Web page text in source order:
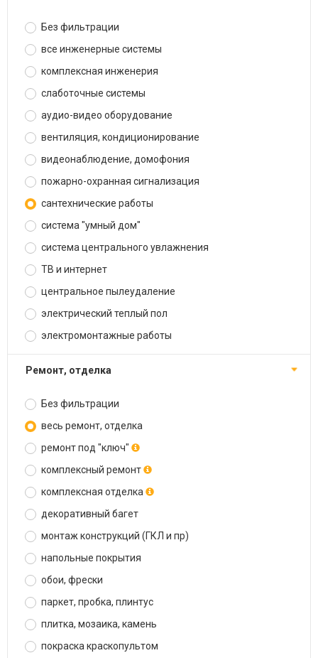
Без фильтрации
все инженерные системы
комплексная инженерия
слаботочные системы
аудио-видео оборудование
вентиляция, кондиционирование
видеонаблюдение, домофония
пожарно-охранная сигнализация
сантехнические работы
система "умный дом"
система центрального увлажнения
ТВ и интернет
центральное пылеудаление
электрический теплый пол
электромонтажные работы
ремонт, отделка
Без фильтрации
весь ремонт, отделка
ремонт под "ключ"
комплексный ремонт
комплексная отделка
декоративный багет
монтаж конструкций (ГКЛ и пр)
напольные покрытия
обои, фрески
паркет, пробка, плинтус
плитка, мозаика, камень
покраска краскопультом